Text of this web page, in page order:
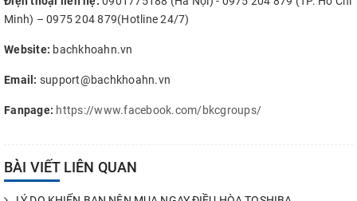
Minh) – 0975 204 879(Hotline 24/7)
Website: bachkhoahn.vn
Email: support@bachkhoahn.vn
Fanpage: https://www.facebook.com/bkcgroups/
BÀI VIẾT LIÊN QUAN